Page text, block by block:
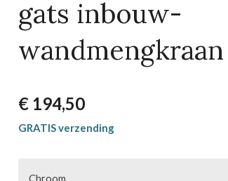
gats inbouw-
wandmengkraan
€ 194,50
GRATIS verzending
Chroom